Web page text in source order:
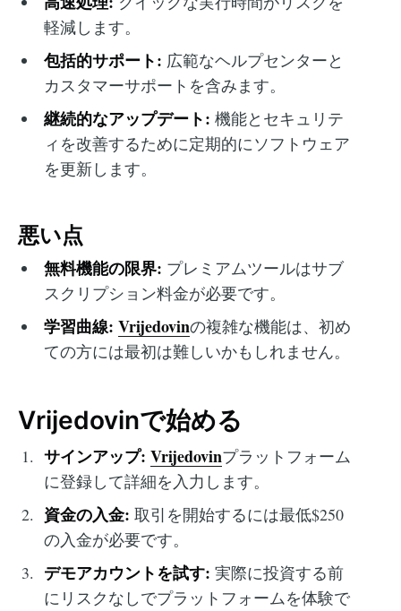
軽減します。
包括的サポート: 広範なヘルプセンターと
カスタマーサポートを含みます。
継続的なアップデート: 機能とセキュリテ
ィを改善するために定期的にソフトウェア
を更新します。
悪い点
無料機能の限界: プレミアムツールはサブ
スクリプション料金が必要です。
学習曲線: Vrijedovinの複雑な機能は、初め
ての方には最初は難しいかもしれません。
Vrijedovinで始める
サインアップ: Vrijedovinプラットフォーム
に登録して詳細を入力します。
資金の入金: 取引を開始するには最低$250
の入金が必要です。
デモアカウントを試す: 実際に投資する前
にリスクなしでプラットフォームを体験で